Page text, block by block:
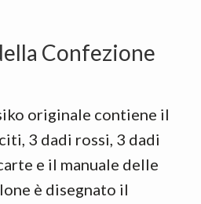
Confezione
originale contiene il
3 dadi rossi, 3 dadi
e il manuale delle
è disegnato il